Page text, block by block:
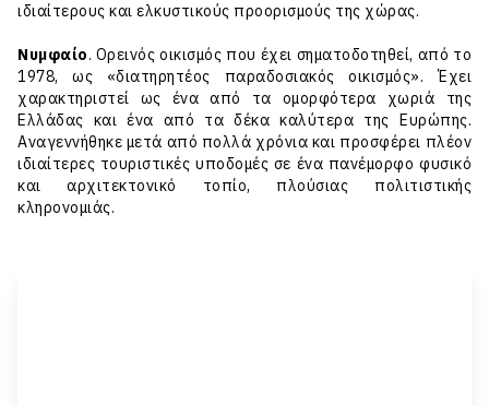
ιδιαίτερους και ελκυστικούς προορισμούς της χώρας.
Νυμφαίο. Ορεινός οικισμός που έχει σηματοδοτηθεί, από το
1978, ως «διατηρητέος παραδοσιακός οικισμός». Έχει
χαρακτηριστεί ως ένα από τα ομορφότερα χωριά της
Ελλάδας και ένα από τα δέκα καλύτερα της Ευρώπης.
Αναγεννήθηκε μετά από πολλά χρόνια και προσφέρει πλέον
ιδιαίτερες τουριστικές υποδομές σε ένα πανέμορφο φυσικό
και αρχιτεκτονικό τοπίο, πλούσιας πολιτιστικής
κληρονομιάς.